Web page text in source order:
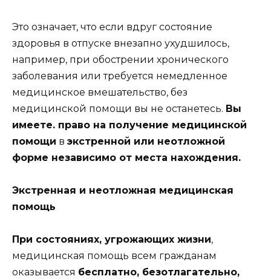
Это означает, что если вдруг состояние
здоровья в отпуске внезапно ухудшилось,
например, при обострении хронического
заболевания или требуется немедленное
медицинское вмешательство, без
медицинской помощи вы не останетесь. Вы
имеете. право на получение медицинской
помощи в экстренной или неотложной
форме независимо от места нахождения.
Экстренная и неотложная медицинская
помощь
При состояниях, угрожающих жизни,
медицинская помощь всем гражданам
оказывается бесплатно, безотлагательно,